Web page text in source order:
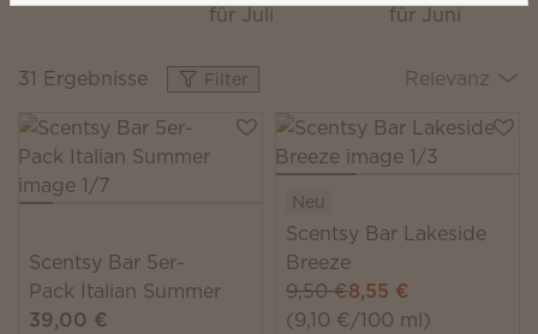
für Juli
für Juni
31 Ergebnisse Filter Relevanz
Scentsy Bar 5er-
Pack Italian Summer
39,00 €
Neu
Scentsy Bar Lakeside
Breeze
9,50 €8,55 €
(9,10 €/100 ml)